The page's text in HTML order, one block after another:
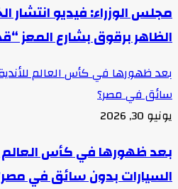
مجلس الوزراء: فيديو
الظاهر برقوق بشارع المعز
بعد ظهورها في كأس العالم
سائق في مصر؟
يونيو 30, 2026
بعد ظهورها في كأس
السيارات بدون سائق في